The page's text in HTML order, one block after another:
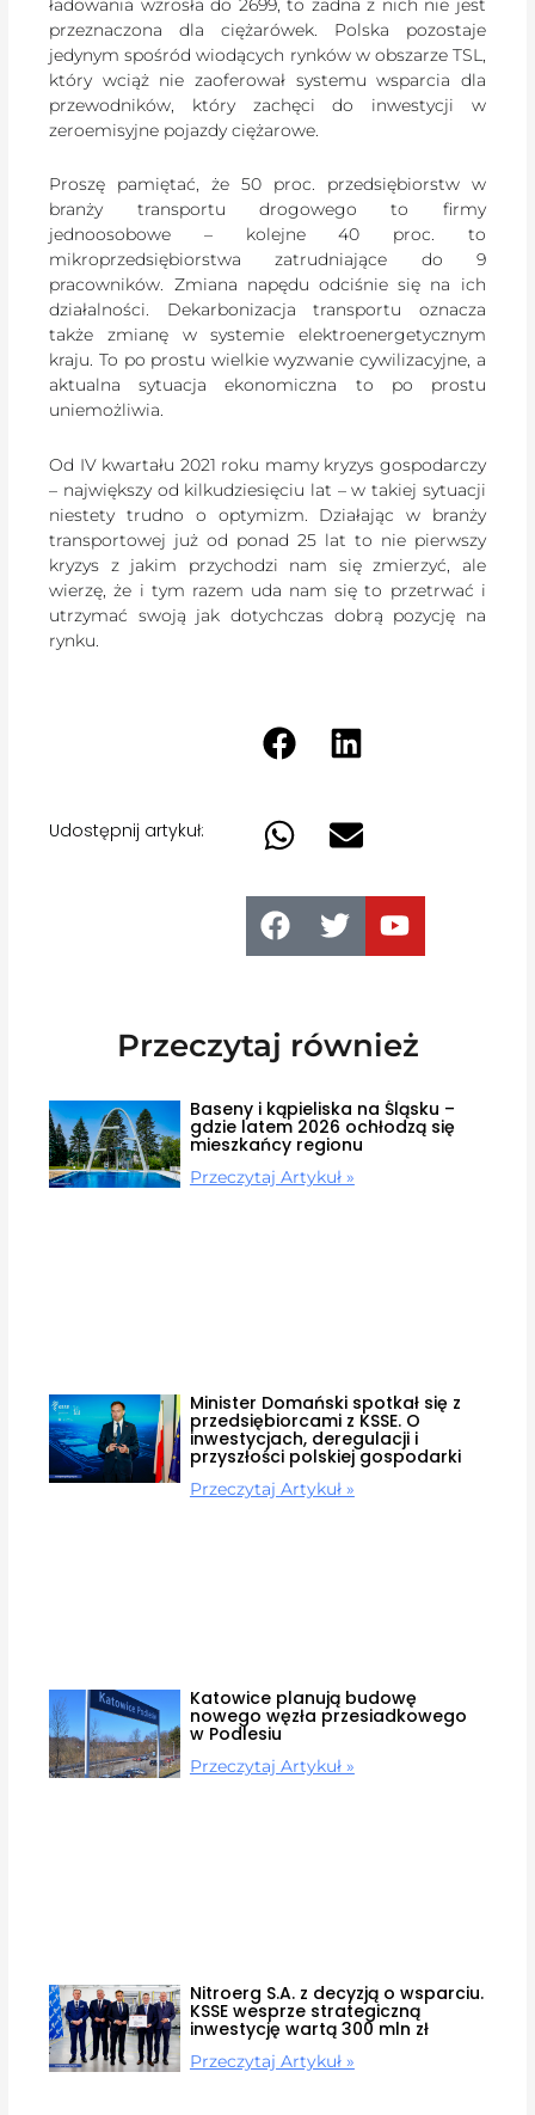
ładowania wzrosła do 2699, to żadna z nich nie jest
przeznaczona dla ciężarówek. Polska pozostaje
jedynym spośród wiodących rynków w obszarze TSL,
który wciąż nie zaoferował systemu wsparcia dla
przewodników, który zachęci do inwestycji w
zeroemisyjne pojazdy ciężarowe.
Proszę pamiętać, że 50 proc. przedsiębiorstw w
branży transportu drogowego to firmy
jednoosobowe – kolejne 40 proc. to
mikroprzedsiębiorstwa zatrudniające do 9
pracowników. Zmiana napędu odciśnie się na ich
działalności. Dekarbonizacja transportu oznacza
także zmianę w systemie elektroenergetycznym
kraju. To po prostu wielkie wyzwanie cywilizacyjne, a
aktualna sytuacja ekonomiczna to po prostu
uniemożliwia.
Od IV kwartału 2021 roku mamy kryzys gospodarczy
– największy od kilkudziesięciu lat – w takiej sytuacji
niestety trudno o optymizm. Działając w branży
transportowej już od ponad 25 lat to nie pierwszy
kryzys z jakim przychodzi nam się zmierzyć, ale
wierzę, że i tym razem uda nam się to przetrwać i
utrzymać swoją jak dotychczas dobrą pozycję na
rynku.
Udostępnij artykuł:
Przeczytaj również
Baseny i kąpieliska na Śląsku –
gdzie latem 2026 ochłodzą się
mieszkańcy regionu
Przeczytaj Artykuł »
Minister Domański spotkał się z
przedsiębiorcami z KSSE. O
inwestycjach, deregulacji i
przyszłości polskiej gospodarki
Przeczytaj Artykuł »
Katowice planują budowę
nowego węzła przesiadkowego
w Podlesiu
Przeczytaj Artykuł »
Nitroerg S.A. z decyzją o wsparciu.
KSSE wesprze strategiczną
inwestycję wartą 300 mln zł
Przeczytaj Artykuł »